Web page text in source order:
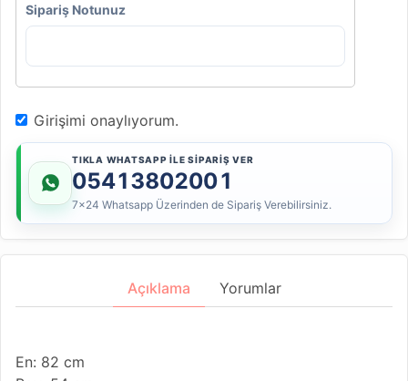
Sipariş Notunuz
Girişimi onaylıyorum.
TIKLA WHATSAPP İLE SİPARİŞ VER
05413802001
7x24 Whatsapp Üzerinden de Sipariş Verebilirsiniz.
Açıklama Yorumlar
En: 82 cm